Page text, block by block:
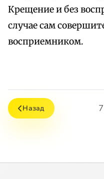
Крещение и без
случае сам
восприемником.
Назад